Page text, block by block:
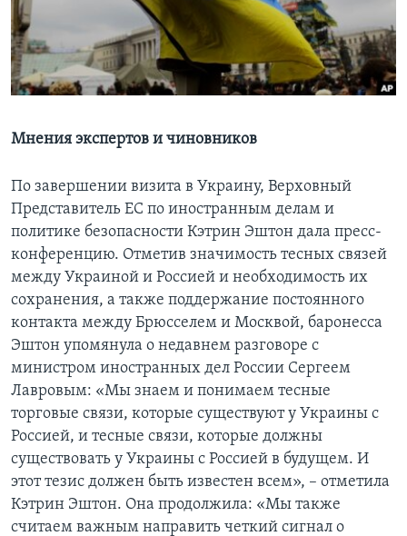
Learning English
СОЦИАЛЬНЫЕ СЕТИ
Мнения экспертов и чиновников
По завершении визита в Украину, Верховный
Представитель ЕС по иностранным делам и
политике безопасности Кэтрин Эштон дала пресс-
конференцию. Отметив значимость тесных связей
между Украиной и Россией и необходимость их
сохранения, а также поддержание постоянного
контакта между Брюсселем и Москвой, баронесса
Эштон упомянула о недавнем разговоре с
министром иностранных дел России Сергеем
Лавровым: «Мы знаем и понимаем тесные
торговые связи, которые существуют у Украины с
Россией, и тесные связи, которые должны
существовать у Украины с Россией в будущем. И
этот тезис должен быть известен всем», – отметила
Кэтрин Эштон. Она продолжила: «Мы также
считаем важным направить четкий сигнал о